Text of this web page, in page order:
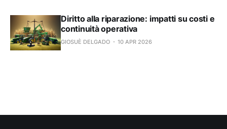
Diritto alla riparazione: impatti su costi e
continuità operativa
GIOSUÈ DELGADO 10 APR 2026